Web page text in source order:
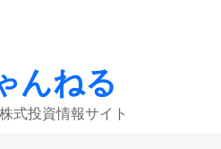
んねる
式投資情報サイト